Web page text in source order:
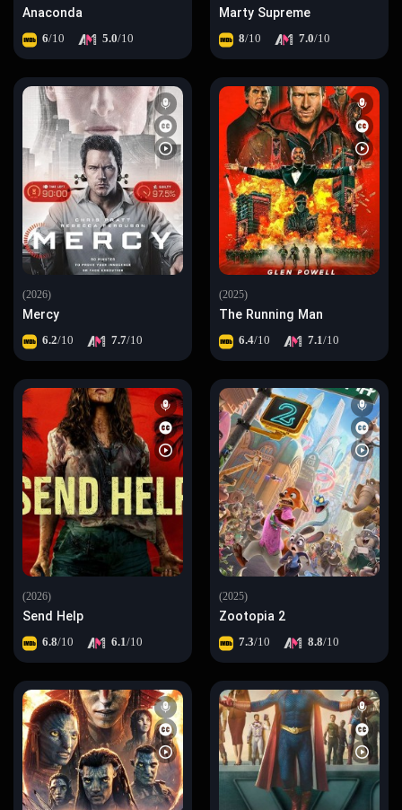
Marty Supreme
8/10 7.0/10
Anaconda
6/10 5.0/10
(2025)
The Running Man
6.4/10 7.1/10
(2026)
Mercy
6.2/10 7.7/10
(2025)
Zootopia 2
7.3/10 8.8/10
(2026)
Send Help
6.8/10 6.1/10